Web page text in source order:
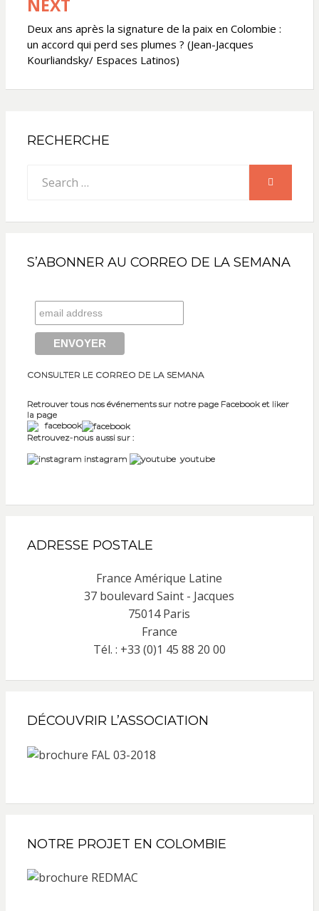
NEXT
Deux ans après la signature de la paix en Colombie :
un accord qui perd ses plumes ? (Jean-Jacques
Kourliandsky/ Espaces Latinos)
RECHERCHE
for:
SEARCH
S’ABONNER AU CORREO DE LA SEMANA
CONSULTER LE CORREO DE LA SEMANA
Retrouver tous nos événements sur notre page Facebook et liker
la page
facebook
Retrouvez-nous aussi sur :
instagram
youtube
ADRESSE POSTALE
France Amérique Latine
37 boulevard Saint - Jacques
75014 Paris
France
Tél. : +33 (0)1 45 88 20 00
DÉCOUVRIR L’ASSOCIATION
NOTRE PROJET EN COLOMBIE